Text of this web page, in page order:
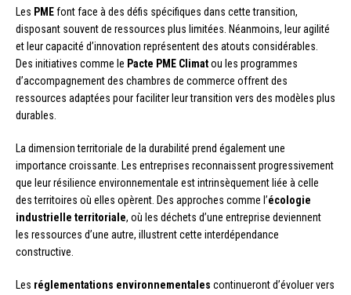
Les PMEfont face à des défis spécifiques dans cette transition,
disposant souvent de ressources plus limitées. Néanmoins, leur agilité
et leur capacité d’innovation représentent des atouts considérables.
Des initiatives comme le Pacte PME Climatou les programmes
d’accompagnement des chambres de commerce offrent des
ressources adaptées pour faciliter leur transition vers des modèles plus
durables.
La dimension territoriale de la durabilité prend également une
importance croissante. Les entreprises reconnaissent progressivement
que leur résilience environnementale est intrinsèquement liée à celle
des territoires où elles opèrent. Des approches comme l’écologie
industrielle territoriale, où les déchets d’une entreprise deviennent
les ressources d’une autre, illustrent cette interdépendance
constructive.
Les réglementations environnementales continueront d’évoluer vers